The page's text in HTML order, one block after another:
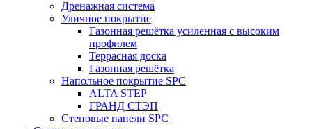
Дренажная система
Уличное покрытие
Газонная решётка усиленная с высоким
профилем
Террасная доска
Газонная решётка
Напольное покрытие SPC
ALTA STEP
ГРАНД СТЭП
Стеновые панели SPC